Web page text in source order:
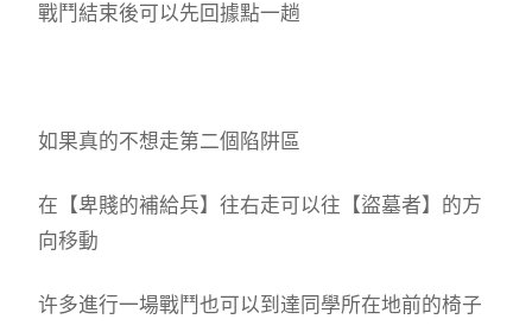
戰鬥結束後可以先回據點一趟
如果真的不想走第二個陷阱區
在【卑賤的補給兵】往右走可以往【盜墓者】的方
向移動
许多進行一場戰鬥也可以到達同學所在地前的椅子